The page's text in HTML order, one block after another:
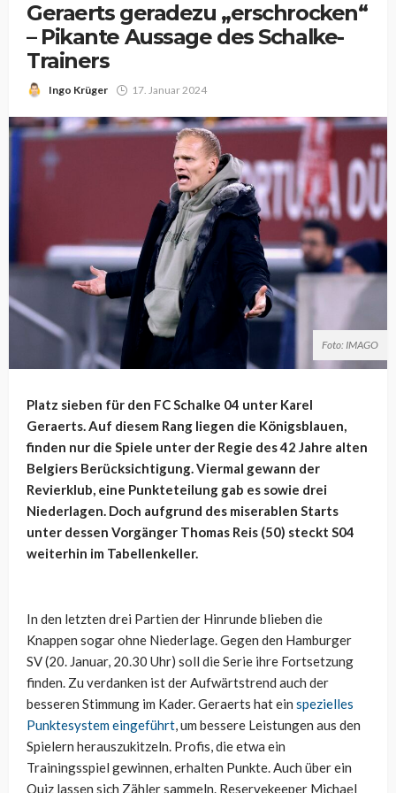
Geraerts geradezu „erschrocken“
– Pikante Aussage des Schalke-
Trainers
Ingo Krüger 17. Januar 2024
Foto: IMAGO
Platz sieben für den FC Schalke 04 unter Karel
Geraerts. Auf diesem Rang liegen die Königsblauen,
finden nur die Spiele unter der Regie des 42 Jahre alten
Belgiers Berücksichtigung. Viermal gewann der
Revierklub, eine Punkteteilung gab es sowie drei
Niederlagen. Doch aufgrund des miserablen Starts
unter dessen Vorgänger Thomas Reis (50) steckt S04
weiterhin im Tabellenkeller.
In den letzten drei Partien der Hinrunde blieben die
Knappen sogar ohne Niederlage. Gegen den Hamburger
SV (20. Januar, 20.30 Uhr) soll die Serie ihre Fortsetzung
finden. Zu verdanken ist der Aufwärtstrend auch der
besseren Stimmung im Kader. Geraerts hat ein spezielles
Punktesystem eingeführt, um bessere Leistungen aus den
Spielern herauszukitzeln. Profis, die etwa ein
Trainingsspiel gewinnen, erhalten Punkte. Auch über ein
Quiz lassen sich Zähler sammeln. Reservekeeper Michael